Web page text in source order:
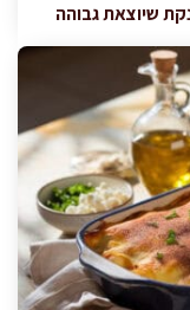
שיוצאת גבוהה